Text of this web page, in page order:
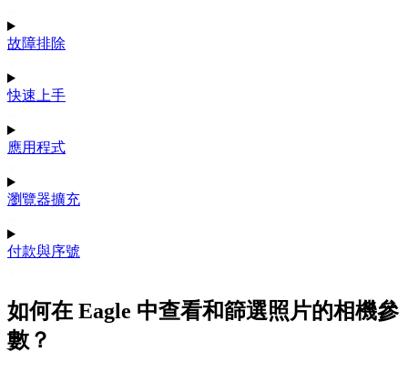
故障排除
快速上手
應用程式
瀏覽器擴充
付款與序號
如何在 Eagle 中查看和篩選照片的相機參
數？